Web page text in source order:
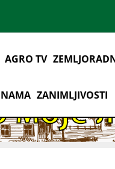
AGRO TV
ZANIMLJIVOSTI